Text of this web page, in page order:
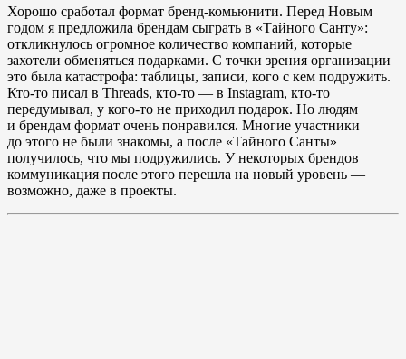
Хорошо сработал формат бренд-комьюнити. Перед Новым
годом я предложила брендам сыграть в «Тайного Санту»:
откликнулось огромное количество компаний, которые
захотели обменяться подарками. С точки зрения организации
это была катастрофа: таблицы, записи, кого с кем подружить.
Кто-то писал в Threads, кто-то — в Instagram, кто-то
передумывал, у кого-то не приходил подарок. Но людям
и брендам формат очень понравился. Многие участники
до этого не были знакомы, а после «Тайного Санты»
получилось, что мы подружились. У некоторых брендов
коммуникация после этого перешла на новый уровень —
возможно, даже в проекты.